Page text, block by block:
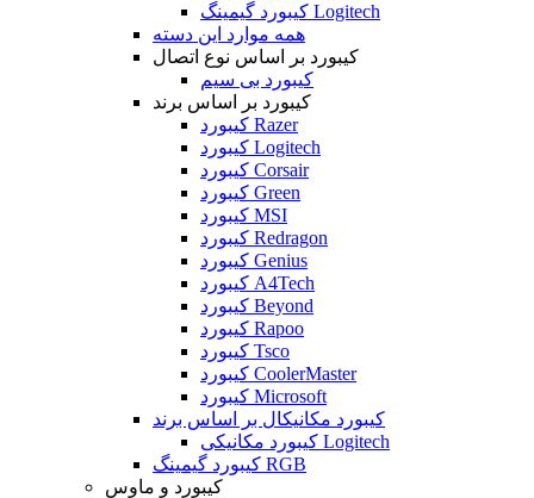
کیبورد گیمینگ Logitech
همه موارد این دسته
کیبورد بر اساس نوع اتصال
کیبورد بی سیم
کیبورد بر اساس برند
کیبورد Razer
کیبورد Logitech
کیبورد Corsair
کیبورد Green
کیبورد MSI
کیبورد Redragon
کیبورد Genius
کیبورد A4Tech
کیبورد Beyond
کیبورد Rapoo
کیبورد Tsco
کیبورد CoolerMaster
کیبورد Microsoft
کیبورد مکانیکال بر اساس برند
کیبورد مکانیکی Logitech
کیبورد گیمینگ RGB
کیبورد و ماوس